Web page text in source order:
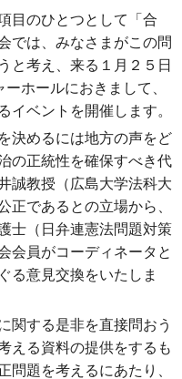
目のひとつとして「合
では、みなさまがこの問
と考え、来る１月２５日
ホールにおきまして、
イベントを開催します。
決めるには地方の声をど
の正統性を確保すべき代
誠教授（広島大学法科大
正であるとの立場から、
士（日弁連憲法問題対策
会員がコーディネータと
る意見交換をいたしま
関する是非を直接問おう
える資料の提供をするも
問題を考えるにあたり、